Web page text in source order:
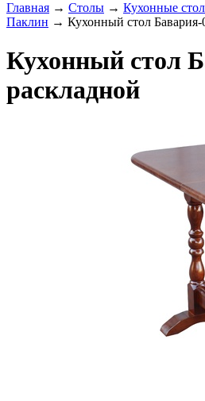
Главная → Столы → Кухонные
Паклин → Кухонный стол Бавария-
Кухонный стол
раскладной